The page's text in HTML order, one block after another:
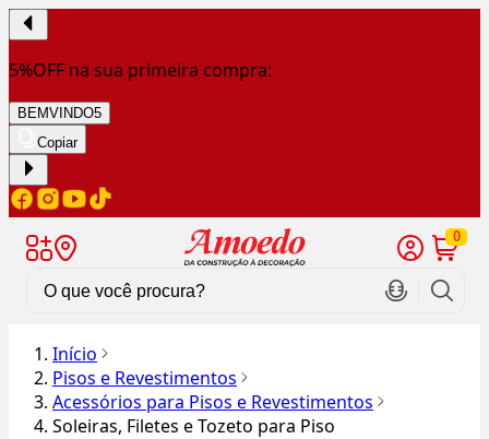
5%OFF na sua primeira compra:
BEMVINDO5
Copiar
0
Início
Pisos e Revestimentos
Acessórios para Pisos e Revestimentos
Soleiras, Filetes e Tozeto para Piso